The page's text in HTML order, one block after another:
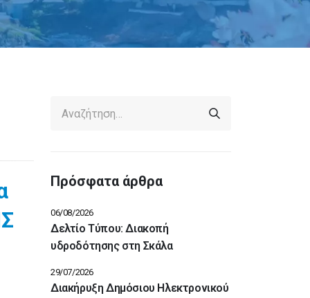
Πρόσφατα άρθρα
Δελτίο Τύπου: Διακοπή
υδροδότησης στη Σκάλα
06/08/2026
Διακήρυξη Δημόσιου Ηλεκτρονικού
29/07/2026